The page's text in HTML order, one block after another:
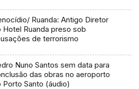
Ruanda: Antigo Diretor
Hotel Ruanda preso sob
de terrorismo
Nuno Santos sem data para
das obras no aeroporto
Porto Santo (áudio)